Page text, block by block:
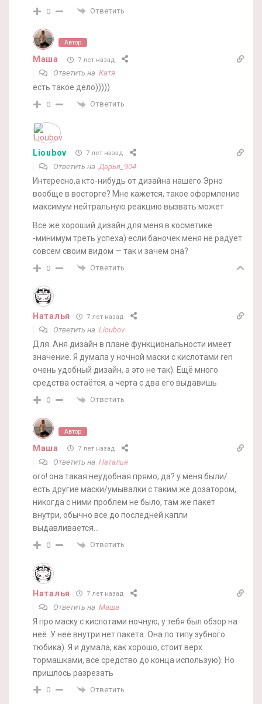
0 Ответить
Автор
Маша 7 лет назад
Ответить на Катя
есть такое дело)))))
0 Ответить
Lioubov 7 лет назад
Ответить на Дарья_904
Интересно,а кто-нибудь от дизайна нашего Эрно
вообще в восторге? Мне кажется, такое оформление
максимум нейтральную реакцию вызвать может
Все же хороший дизайн для меня в косметике
-минимум треть успеха) если баночек меня не радует
совсем своим видом — так и зачем она?
0 Ответить
Наталья 7 лет назад
Ответить на Lioubov
Для. Аня дизайн в плане функциональности имеет
значение. Я думала у ночной маски с кислотами ren
очень удобный дизайн, а это не так). Ещё много
средства остаётся, а черта с два его выдавишь
0 Ответить
Автор
Маша 7 лет назад
Ответить на Наталья
ого! она такая неудобная прямо, да? у меня были/
есть другие маски/умывалки с таким же дозатором,
никогда с ними проблем не было, там же пакет
внутри, обычно все до последней капли
выдавливается…
0 Ответить
Наталья 7 лет назад
Ответить на Маша
Я про маску с кислотами ночную, у тебя был обзор на
неё. У неё внутри нет пакета. Она по типу зубного
тюбика). Я и думала, как хорошо, стоит верх
тормашками, все средство до конца использую). Но
пришлось разрезать
0 Ответить